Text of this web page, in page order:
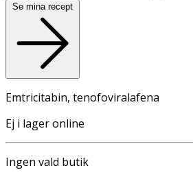
Se mina recept
Emtricitabin, tenofoviralafena
Ej i lager online
Ingen vald butik